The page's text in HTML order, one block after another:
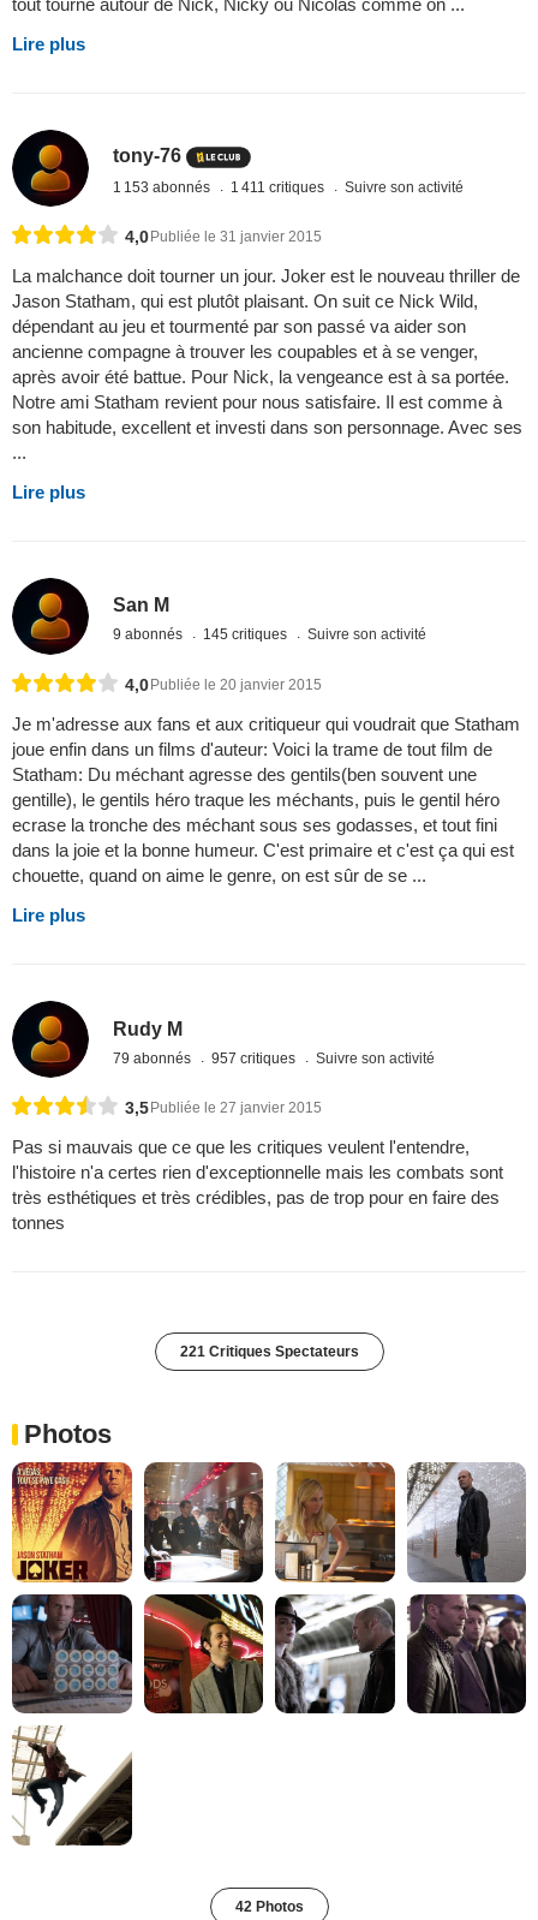
Lire plus
tony-76
1 153 abonnés 1 411 critiques Suivre son activité
4,0Publiée le 31 janvier 2015
La malchance doit tourner un jour. Joker est le nouveau thriller de
Jason Statham, qui est plutôt plaisant. On suit ce Nick Wild,
dépendant au jeu et tourmenté par son passé va aider son
ancienne compagne à trouver les coupables et à se venger,
après avoir été battue. Pour Nick, la vengeance est à sa portée.
Notre ami Statham revient pour nous satisfaire. Il est comme à
son habitude, excellent et investi dans son personnage. Avec ses
...
Lire plus
San M
9 abonnés 145 critiques Suivre son activité
4,0 Publiée le 20 janvier 2015
Je m'adresse aux fans et aux critiqueur qui voudrait que Statham
joue enfin dans un films d'auteur: Voici la trame de tout film de
Statham: Du méchant agresse des gentils(ben souvent une
gentille), le gentils héro traque les méchants, puis le gentil héro
ecrase la tronche des méchant sous ses godasses, et tout fini
dans la joie et la bonne humeur. C'est primaire et c'est ça qui est
chouette, quand on aime le genre, on est sûr de se ...
Lire plus
Rudy M
79 abonnés 957 critiques Suivre son activité
3,5 Publiée le 27 janvier 2015
Pas si mauvais que ce que les critiques veulent l'entendre,
l'histoire n'a certes rien d'exceptionnelle mais les combats sont
très esthétiques et très crédibles, pas de trop pour en faire des
tonnes
221 Critiques Spectateurs
Photos
42 Photos